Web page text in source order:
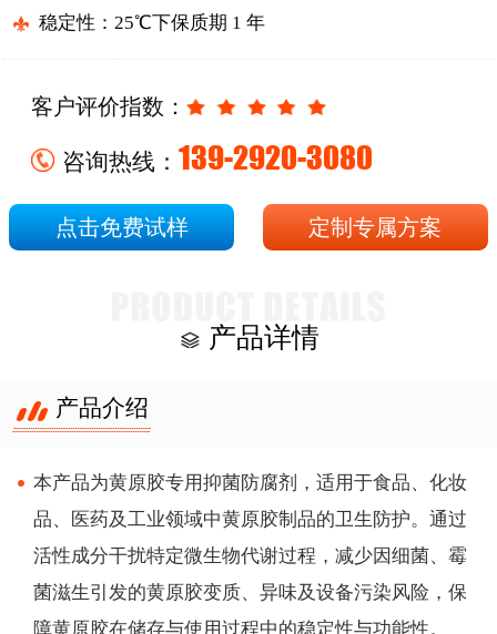
稳定性：25℃下保质期 1 年
客户评价指数：
咨询热线： 139-2920-3080
点击免费试样 定制专属方案
产品详情
产品介绍
本产品为黄原胶专用抑菌防腐剂，适用于食品、化妆
品、医药及工业领域中黄原胶制品的卫生防护。通过
活性成分干扰特定微生物代谢过程，减少因细菌、霉
菌滋生引发的黄原胶变质、异味及设备污染风险，保
障黄原胶在储存与使用过程中的稳定性与功能性。